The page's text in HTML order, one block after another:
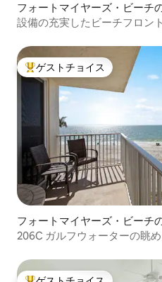
フォートマイヤーズ・ビーチ
設備の充実したビーチフロン
大好評のゲストチョイスです。
ゲストチョイス
フォートマイヤーズ・ビーチ
ム
206C ガルフウォーターの眺